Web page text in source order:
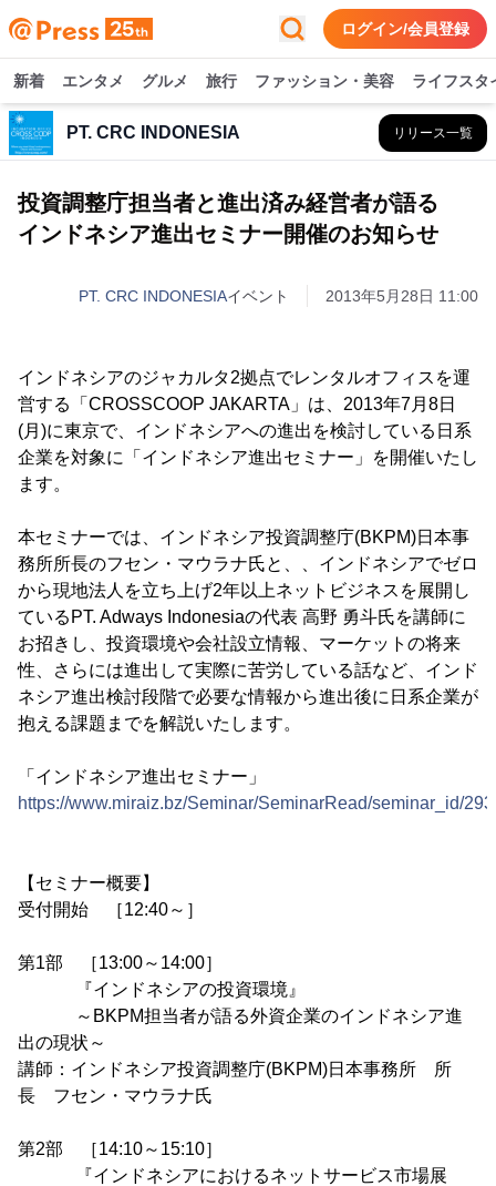
ログイン/会員登録
新着 エンタメ グルメ 旅行 ファッション・美容 ライフスタ
PT. CRC INDONESIA リリース一覧
投資調整庁担当者と進出済み経営者が語る
インドネシア進出セミナー開催のお知らせ
PT. CRC INDONESIAイベント 2013年5月28日 11:00
インドネシアのジャカルタ2拠点でレンタルオフィスを運
営する「CROSSCOOP JAKARTA」は、2013年7月8日
(月)に東京で、インドネシアへの進出を検討している日系
企業を対象に「インドネシア進出セミナー」を開催いたし
ます。
本セミナーでは、インドネシア投資調整庁(BKPM)日本事
務所所長のフセン・マウラナ氏と、、インドネシアでゼロ
から現地法人を立ち上げ2年以上ネットビジネスを展開し
ているPT. Adways Indonesiaの代表 高野 勇斗氏を講師に
お招きし、投資環境や会社設立情報、マーケットの将来
性、さらには進出して実際に苦労している話など、インド
ネシア進出検討段階で必要な情報から進出後に日系企業が
抱える課題までを解説いたします。
「インドネシア進出セミナー」
https://www.miraiz.bz/Seminar/SeminarRead/seminar_id/
【セミナー概要】
受付開始 ［12:40～］
第1部 ［13:00～14:00］
『インドネシアの投資環境』
～BKPM担当者が語る外資企業のインドネシア進
出の現状～
講師：インドネシア投資調整庁(BKPM)日本事務所 所
長 フセン・マウラナ氏
第2部 ［14:10～15:10］
『インドネシアにおけるネットサービス市場展